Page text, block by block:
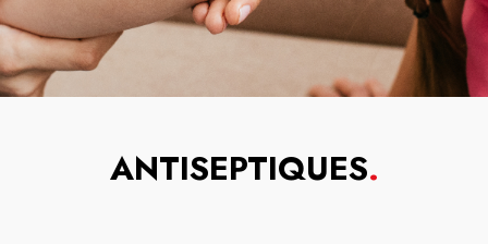
ANTISEPTIQUES.